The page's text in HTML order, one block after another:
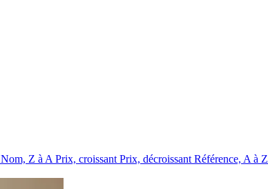
Nom, Z à A Prix, croissant Prix, décroissant Référence, A à Z